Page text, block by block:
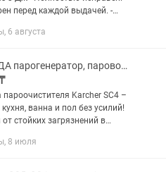
перед каждой выдачей. -
- Кейс - Оснастка
6 августа
АРЕНДА парогенератор, паровой очиститель, пароочиститель Karcher SC4
пароочистителя Karcher SC4 –
ванна и пол без усилий!
стойких загрязнений в
SC4 быстро удалит
8 июля